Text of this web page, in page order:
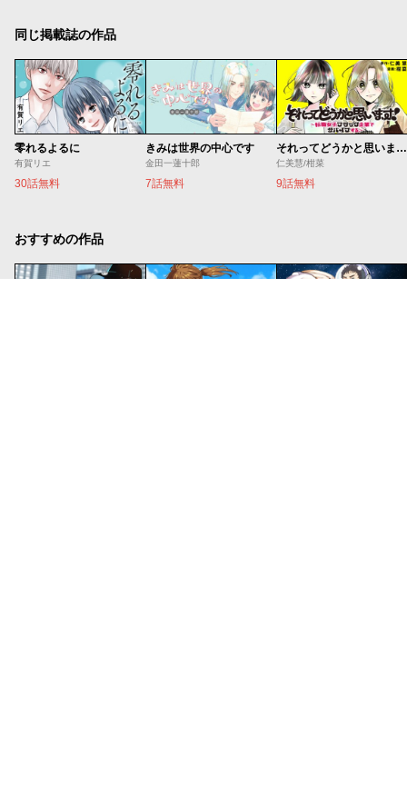
同じ掲載誌の作品
零れるよるに
有賀リエ
30話無料
きみは世界の中心です
金田一蓮十郎
7話無料
それってどうかと思います！～転職女子、ブラック企業でサバイブする。～
仁美慧/柑菜
9話無料
おすすめの作品